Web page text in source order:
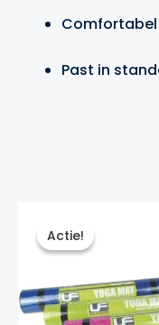
Past in
Actie!
Actie!